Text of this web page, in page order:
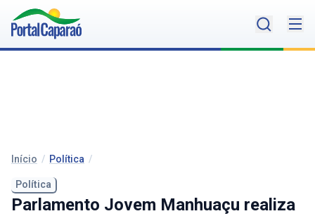
Início / Política /
Política
Parlamento Jovem Manhuaçu realiza